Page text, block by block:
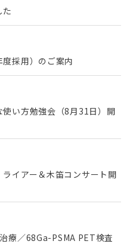
た
採用）のご案内
い方勉強会（8月31日）開
イアー＆木笛コンサート開
療／68Ga-PSMA PET検査